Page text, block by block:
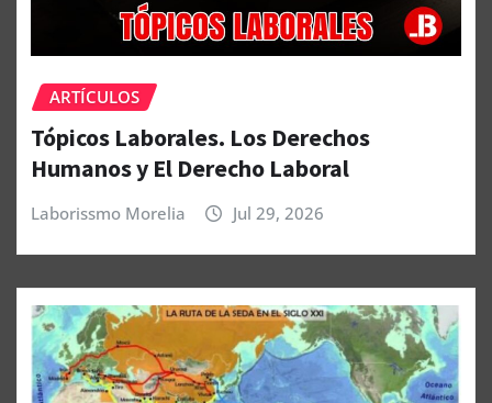
ARTÍCULOS
Tópicos Laborales. Los Derechos
Humanos y El Derecho Laboral
Laborissmo Morelia Jul 29, 2026